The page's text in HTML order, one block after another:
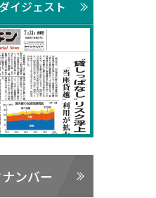
イジェスト
ンバー